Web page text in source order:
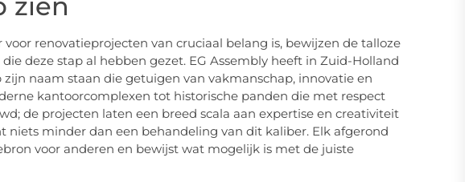
renovatieprojecten van cruciaal belang is, bewijzen de talloze
deze stap al hebben gezet. EG Assembly heeft in Zuid-Holland
naam staan die getuigen van vakmanschap, innovatie en
kantoorcomplexen tot historische panden die met respect
de projecten laten een breed scala aan expertise en creativiteit
niets minder dan een behandeling van dit kaliber. Elk afgerond
voor anderen en bewijst wat mogelijk is met de juiste